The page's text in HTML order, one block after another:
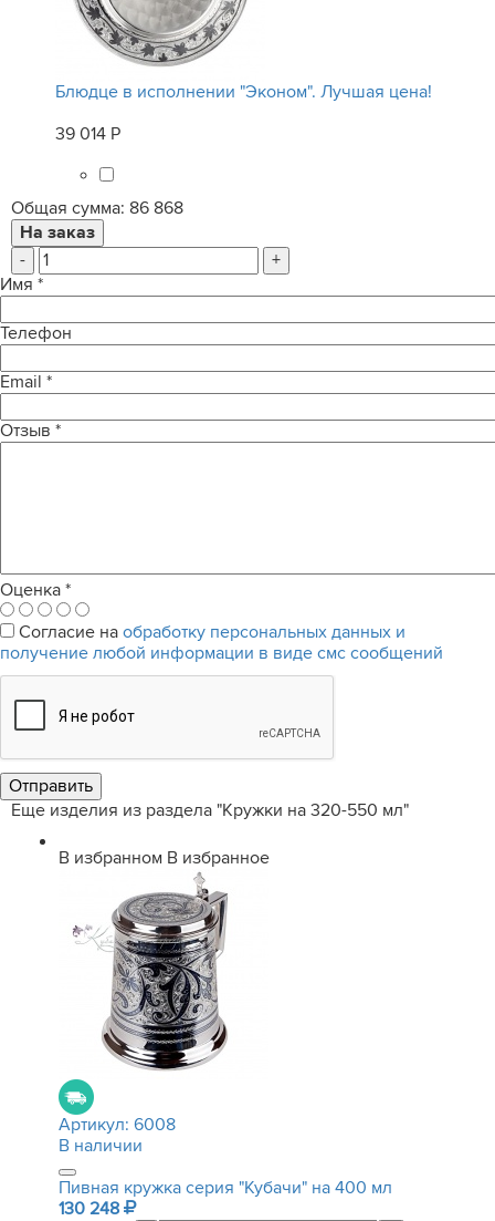
Блюдце в исполнении "Эконом". Лучшая цена!
39 014 Р
Общая сумма: 86 868
-
+
Имя *
Телефон
Email *
Отзыв *
Оценка *
Согласие на обработку персональных данных и
получение любой информации в виде смс сообщений
Еще изделия из раздела "Кружки на 320-550 мл"
В избранном В избранное
Артикул: 6008
В наличии
Пивная кружка серия "Кубачи" на 400 мл
130 248